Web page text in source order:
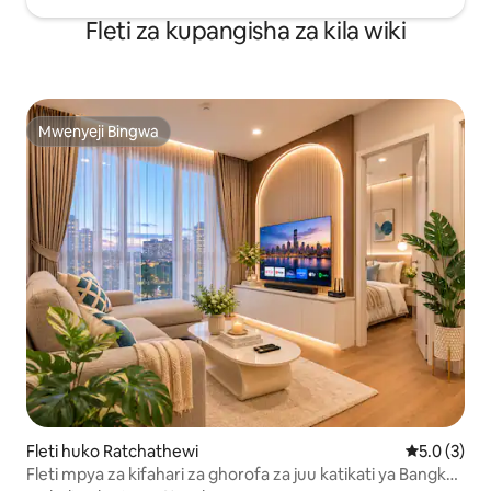
Fleti za kupangisha za kila wiki
Mwenyeji Bingwa
Mwenyeji Bingwa
Fleti huko Ratchathewi Ukadiriaji
5.0 (3)
Fleti mpya za kifahari za ghorofa za juu katikati ya Bangkok